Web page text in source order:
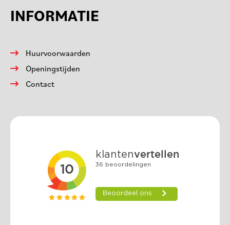
INFORMATIE
Huurvoorwaarden
Openingstijden
Contact